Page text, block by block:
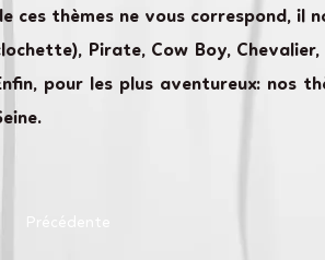
ces thèmes ne vous correspond, il
Pirate, Cow Boy,
pour les plus aventureux: nos